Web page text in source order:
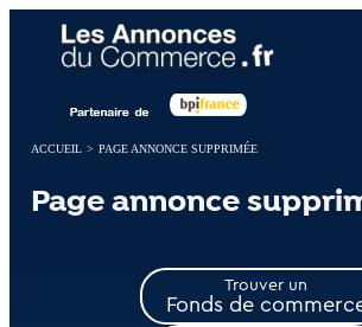
ACCUEIL > PAGE ANNONCE SUPPRIMÉE
Page annonce
Trouver un
Fonds de
Panneau de gestion des cookies